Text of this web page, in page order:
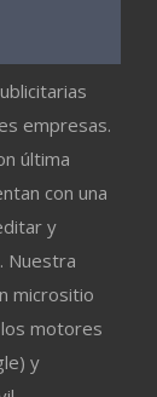
empresas.
última
con una
y
Nuestra
micrositio
motores
y